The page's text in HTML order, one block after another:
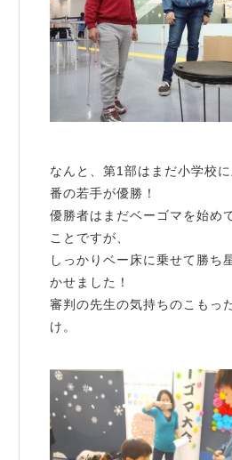
なんと、第1部はまだ小学校
番の若手が優勝！
優勝者はまだベーゴマを始め
ことですが、
しっかりベー床に乗せて勝ち
かせました！
審判の先生の気持ちのこもっ
け。